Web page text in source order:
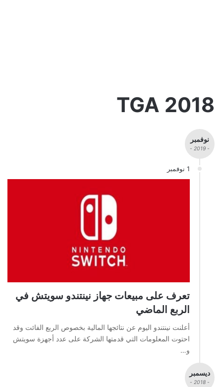
TGA 2018
نوفمبر
- 2019 -
1 نوفمبر
تعرف على مبيعات جهاز نينتندو سويتش في
الربع الماضي
أعلنت نينتندو اليوم عن نتائجها المالية بخصوص الربع الفائت وقد
احتوت المعلومات التي قدمتها الشركة على عدد أجهزة سويتش
و…
ديسمبر
- 2018 -